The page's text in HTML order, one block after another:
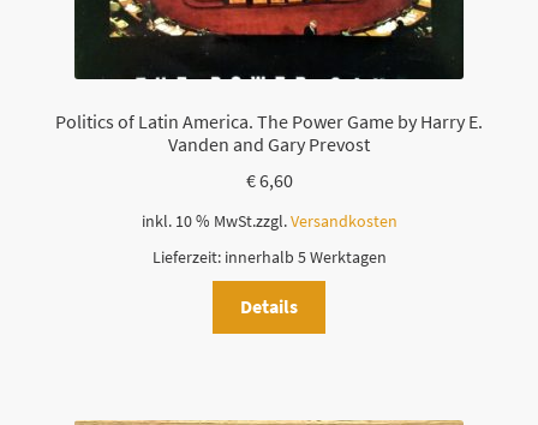
Politics of Latin America. The Power Game by Harry E.
Vanden and Gary Prevost
€6,60
inkl. 10 % MwSt.zzgl.Versandkosten
Lieferzeit: innerhalb 5 Werktagen
Details